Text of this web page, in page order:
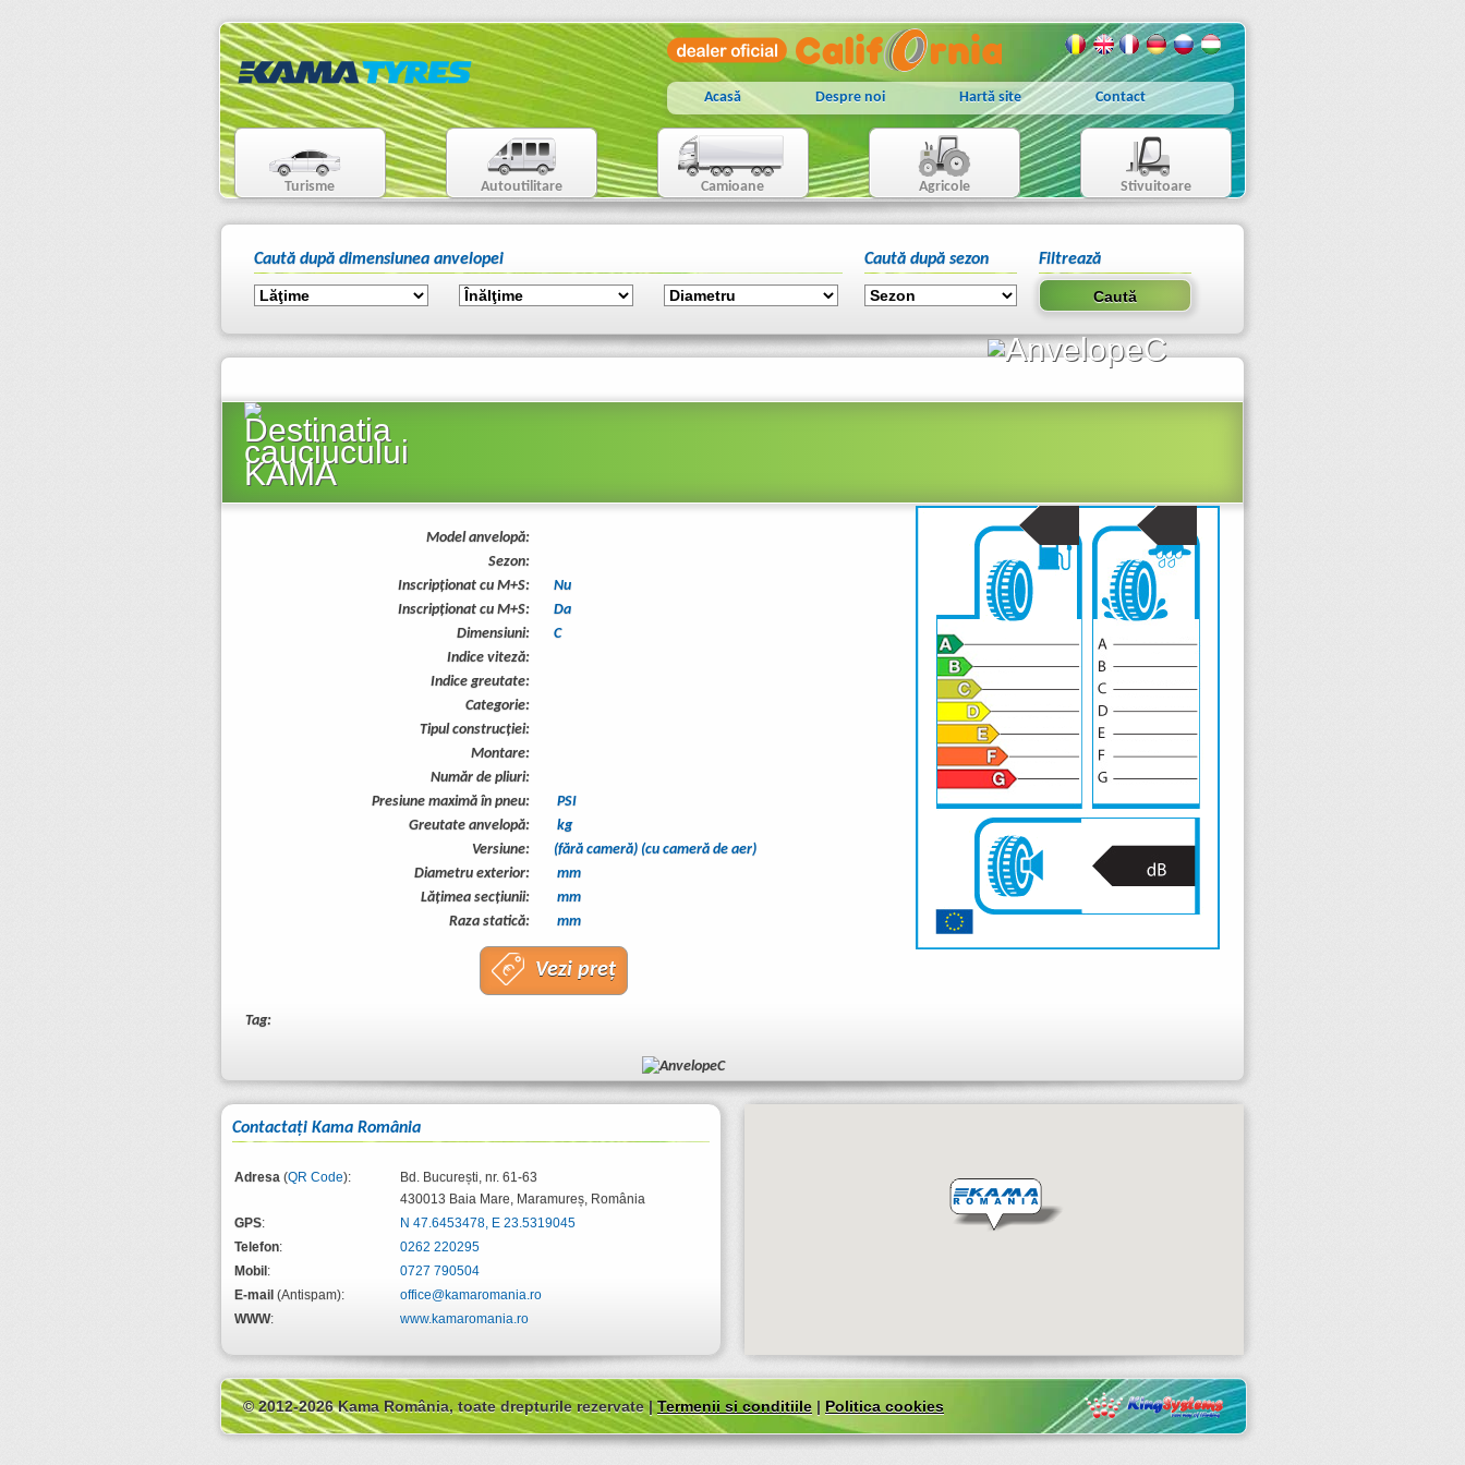
Acasă Despre noi Hartă site Contact
Turisme Autoutilitare Camioane Agricole Stivuitoare
Caută după dimensiunea anvelopei Caută după sezon Filtrează
Model anvelopă:
Sezon:
Inscripționat cu M+S:
Nu
Inscripționat cu M+S:
Da
Dimensiuni:
C
Indice viteză:
Indice greutate:
Categorie:
Tipul construcţiei:
Montare:
Număr de pliuri:
Presiune maximă în pneu:
PSI
Greutate anvelopă:
kg
Versiune:
(fără cameră) (cu cameră de aer)
Diametru exterior:
mm
Lăţimea secţiunii:
mm
Raza statică:
mm
Vezi preț
Tag:
Contactaţi Kama România
Adresa (QR Code):
Bd. București, nr. 61-63
430013 Baia Mare, Maramureș, România
GPS:
N 47.6453478, E 23.5319045
Telefon:
0262 220295
Mobil :
0727 790504
E-mail (Antispam):
office@kamaromania.ro
WWW: www.kamaromania.ro
© 2012-2026 Kama România, toate drepturile rezervate |Termenii si conditiile | Politica cookies